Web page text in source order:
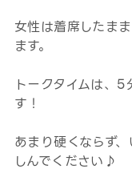
女性は着席したま
ます。
トークタイムは、
す！
あまり硬くならず
しんでください♪